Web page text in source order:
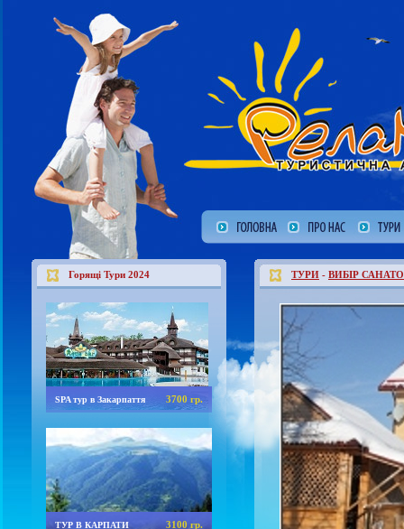
Горящі Тури 2024
SPA тур в Закарпаття 3700 гр.
ТУР В КАРПАТИ 3100 гр.
ТУРИ - ВИБІР